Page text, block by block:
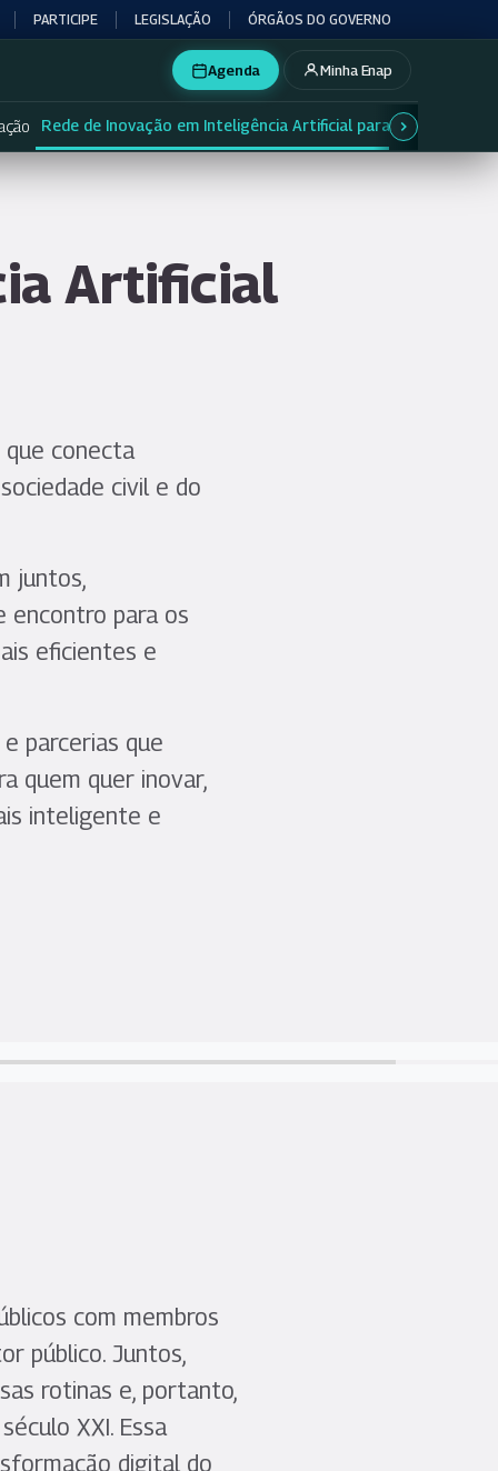
PARTICIPE LEGISLAÇÃO ÓRGÃOS DO GOVERNO
Agenda Minha Enap
Rede de Inovação em Inteligência Artificial para Governo
Artificial
que conecta
civil e do
juntos,
encontro para os
eficientes e
parcerias que
quem quer inovar,
inteligente e
com membros
público. Juntos,
rotinas e, portanto,
XXI. Essa
digital do